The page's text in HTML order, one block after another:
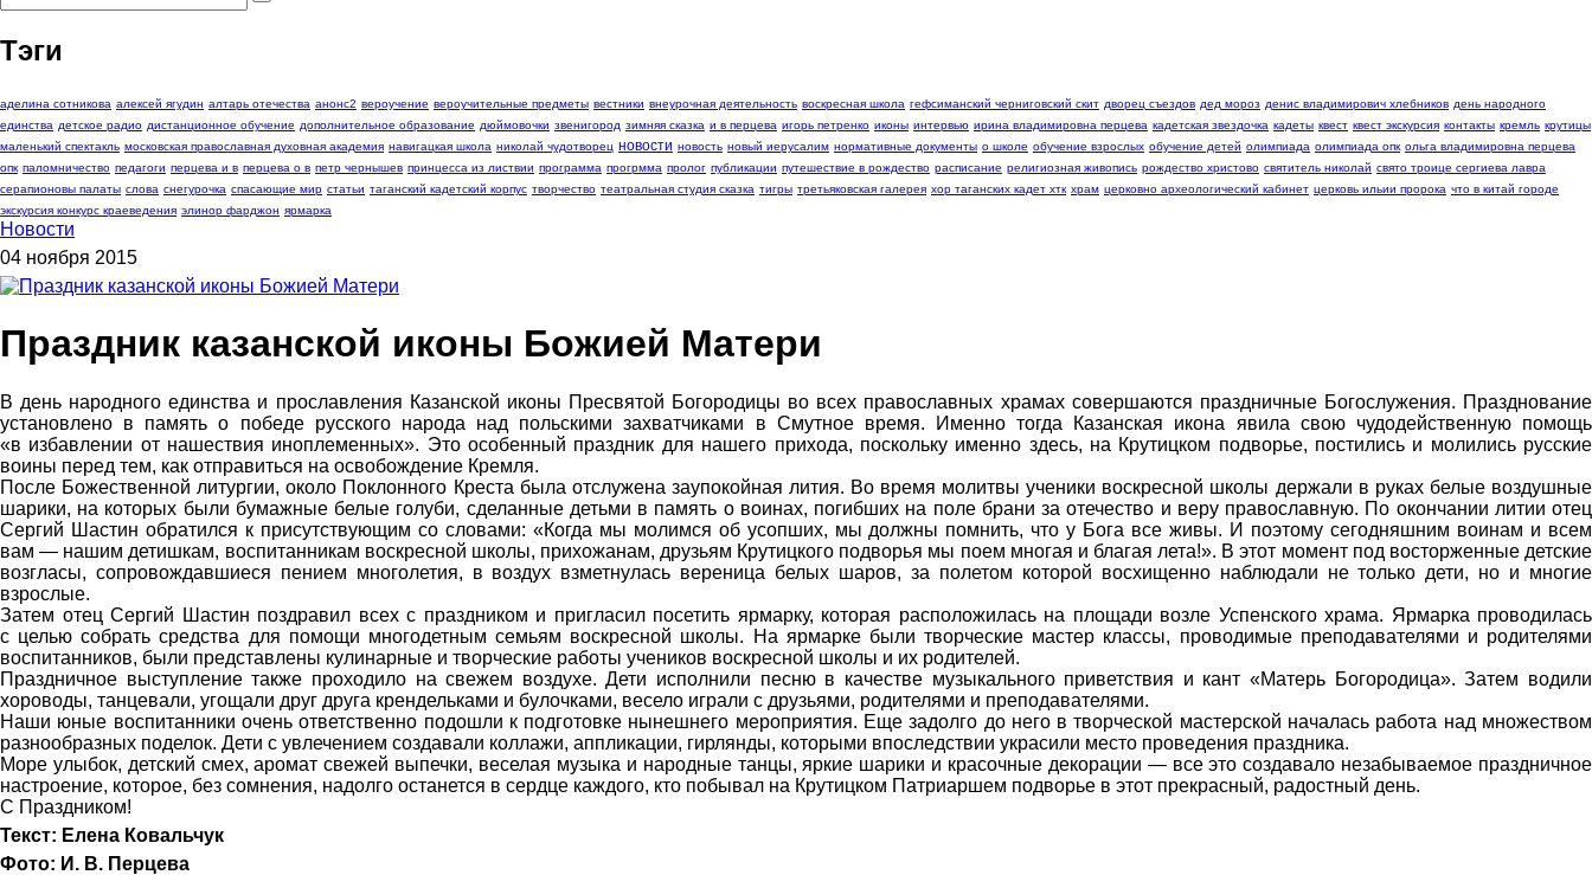
Тэги
аделина сотникова алексей ягудин алтарь отечества анонс2 вероучение вероучительные предметы вестники внеурочная деятельность воскресная школа гефсиманский черниговский скит дворец съездов дед мороз денис владимирович хлебников день народного
единства детское радио дистанционное обучение дополнительное образование дюймовочки звенигород зимняя сказка и в перцева игорь петренко иконы интервью ирина владимировна перцева кадетская звездочка кадеты квест квест экскурсия контакты кремль крутицы
маленький спектакль московская православная духовная академия навигацкая школа николай чудотворец новости новость новый иерусалим нормативные документы о школе обучение взрослых обучение детей олимпиада олимпиада опк ольга владимировна перцева
опк паломничество педагоги перцева и в перцева о в петр чернышев принцесса из листвии программа прогрмма пролог публикации путешествие в рождество расписание религиозная живопись рождество христово святитель николай свято троице сергиева лавра
серапионовы палаты слова снегурочка спасающие мир статьи таганский кадетский корпус творчество театральная студия сказка тигры третьяковская галерея хор таганских кадет хтк храм церковно археологический кабинет церковь ильии пророка что в китай городе
экскурсия конкурс краеведения элинор фарджон ярмарка
Новости
04 ноября 2015
Праздник казанской иконы Божией Матери
В день народного единства и прославления Казанской иконы Пресвятой Богородицы во всех православных храмах совершаются праздничные Богослужения. Празднование
установлено в память о победе русского народа над польскими захватчиками в Смутное время. Именно тогда Казанская икона явила свою чудодейственную помощь
«в избавлении от нашествия иноплеменных». Это особенный праздник для нашего прихода, поскольку именно здесь, на Крутицком подворье, постились и молились русские
воины перед тем, как отправиться на освобождение Кремля.
После Божественной литургии, около Поклонного Креста была отслужена заупокойная лития. Во время молитвы ученики воскресной школы держали в руках белые воздушные
шарики, на которых были бумажные белые голуби, сделанные детьми в память о воинах, погибших на поле брани за отечество и веру православную. По окончании литии отец
Сергий Шастин обратился к присутствующим со словами: «Когда мы молимся об усопших, мы должны помнить, что у Бога все живы. И поэтому сегодняшним воинам и всем
вам — нашим детишкам, воспитанникам воскресной школы, прихожанам, друзьям Крутицкого подворья мы поем многая и благая лета!». В этот момент под восторженные детские
возгласы, сопровождавшиеся пением многолетия, в воздух взметнулась вереница белых шаров, за полетом которой восхищенно наблюдали не только дети, но и многие
взрослые.
Затем отец Сергий Шастин поздравил всех с праздником и пригласил посетить ярмарку, которая расположилась на площади возле Успенского храма. Ярмарка проводилась
с целью собрать средства для помощи многодетным семьям воскресной школы. На ярмарке были творческие мастер классы, проводимые преподавателями и родителями
воспитанников, были представлены кулинарные и творческие работы учеников воскресной школы и их родителей.
Праздничное выступление также проходило на свежем воздухе. Дети исполнили песню в качестве музыкального приветствия и кант «Матерь Богородица». Затем водили
хороводы, танцевали, угощали друг друга крендельками и булочками, весело играли с друзьями, родителями и преподавателями.
Наши юные воспитанники очень ответственно подошли к подготовке нынешнего мероприятия. Еще задолго до него в творческой мастерской началась работа над множеством
разнообразных поделок. Дети с увлечением создавали коллажи, аппликации, гирлянды, которыми впоследствии украсили место проведения праздника.
Море улыбок, детский смех, аромат свежей выпечки, веселая музыка и народные танцы, яркие шарики и красочные декорации — все это создавало незабываемое праздничное
настроение, которое, без сомнения, надолго останется в сердце каждого, кто побывал на Крутицком Патриаршем подворье в этот прекрасный, радостный день.
С Праздником!
Текст: Елена Ковальчук
Фото: И. В. Перцева